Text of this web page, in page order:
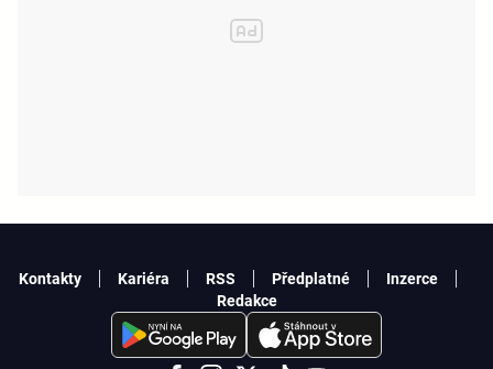
Kontakty Kariéra RSS Předplatné
Inzerce
Redakce